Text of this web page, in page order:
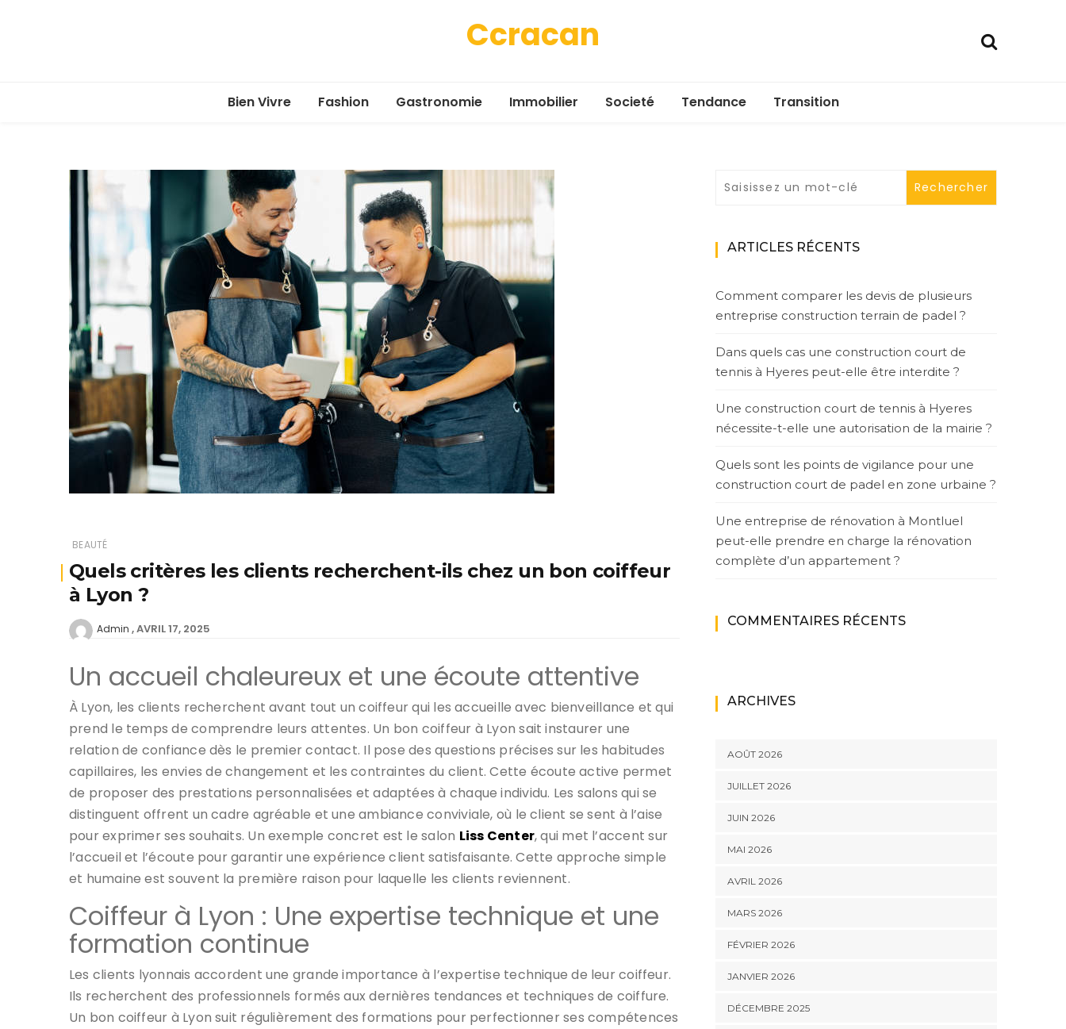
Ccracan
Bien Vivre Fashion Gastronomie Immobilier Societé Tendance Transition
BEAUTÉ
Quels critères les clients recherchent-ils chez un bon coiffeur
à Lyon ?
Admin AVRIL 17, 2025
Un accueil chaleureux et une écoute attentive
À Lyon, les clients recherchent avant tout un coiffeur qui les accueille avec bienveillance et qui
prend le temps de comprendre leurs attentes. Un bon coiffeur à Lyon sait instaurer une
relation de confiance dès le premier contact. Il pose des questions précises sur les habitudes
capillaires, les envies de changement et les contraintes du client. Cette écoute active permet
de proposer des prestations personnalisées et adaptées à chaque individu. Les salons qui se
distinguent offrent un cadre agréable et une ambiance conviviale, où le client se sent à l’aise
pour exprimer ses souhaits. Un exemple concret est le salon Liss Center, qui met l’accent sur
l’accueil et l’écoute pour garantir une expérience client satisfaisante. Cette approche simple
et humaine est souvent la première raison pour laquelle les clients reviennent.
Coiffeur à Lyon : Une expertise technique et une
formation continue
Les clients lyonnais accordent une grande importance à l’expertise technique de leur coiffeur.
Ils recherchent des professionnels formés aux dernières tendances et techniques de coiffure.
Un bon coiffeur à Lyon suit régulièrement des formations pour perfectionner ses compétences
ARTICLES RÉCENTS
Comment comparer les devis de plusieurs
entreprise construction terrain de padel ?
Dans quels cas une construction court de
tennis à Hyeres peut-elle être interdite ?
Une construction court de tennis à Hyeres
nécessite-t-elle une autorisation de la mairie ?
Quels sont les points de vigilance pour une
construction court de padel en zone urbaine ?
Une entreprise de rénovation à Montluel
peut-elle prendre en charge la rénovation
complète d’un appartement ?
COMMENTAIRES RÉCENTS
ARCHIVES
AOÛT 2026
JUILLET 2026
JUIN 2026
MAI 2026
AVRIL 2026
MARS 2026
FÉVRIER 2026
JANVIER 2026
DÉCEMBRE 2025